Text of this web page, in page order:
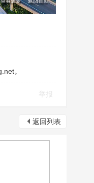
。
举报
返回列表